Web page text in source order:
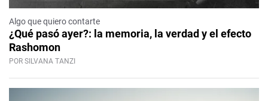
Algo que quiero contarte
¿Qué pasó ayer?: la memoria, la verdad y el efecto
Rashomon
POR SILVANA TANZI